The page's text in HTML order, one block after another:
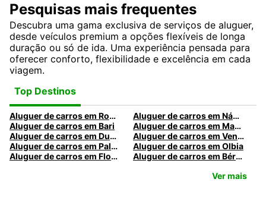
Pesquisas mais frequentes
Descubra uma gama exclusiva de serviços de aluguer,
desde veículos premium a opções flexíveis de longa
duração ou só de ida. Uma experiência pensada para
oferecer conforto, flexibilidade e excelência em cada
viagem.
Top Destinos
Aluguer de carros em Roma
Aluguer de carros em Nápoles
Aluguer de carros em Bari
Aluguer de carros em Madrid
Aluguer de carros em Dublin
Aluguer de carros em Veneza
Aluguer de carros em Palermo
Aluguer de carros em Olbia
Aluguer de carros em Florença
Aluguer de carros em Bérgamo
Ver mais